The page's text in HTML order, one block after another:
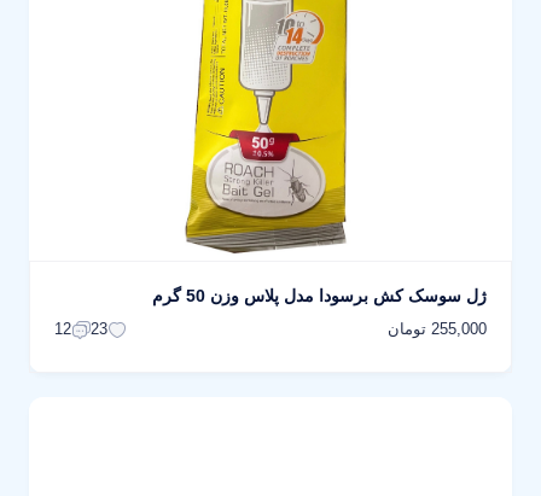
ژل سوسک کش برسودا مدل پلاس وزن 50 گرم
255,000 تومان 23
12